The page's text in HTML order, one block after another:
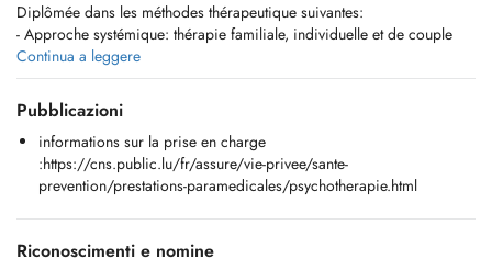
Diplômée dans les méthodes thérapeutique suivantes:
- Approche systémique: thérapie familiale, individuelle et de couple
- EMDR Europe- adulte et enfant: Trauma thérapie ( Dr Francine
Shapiro)
- therapie de reconsolidation
- DIU victimologie et psychotrauma (ULB -bruxelles)
- Hypnose thérapeutique (National Guild of Hypnotists - NGH)
- Tabacologue: DIU de tabacologie et aide au sevrage tabagique
(Université de Lorraine),
Continua a leggere
Pubblicazioni
informations sur la prise en charge
:https://cns.public.lu/fr/assure/vie-privee/sante-
prevention/prestations-paramedicales/psychotherapie.html
Riconoscimenti e nomine